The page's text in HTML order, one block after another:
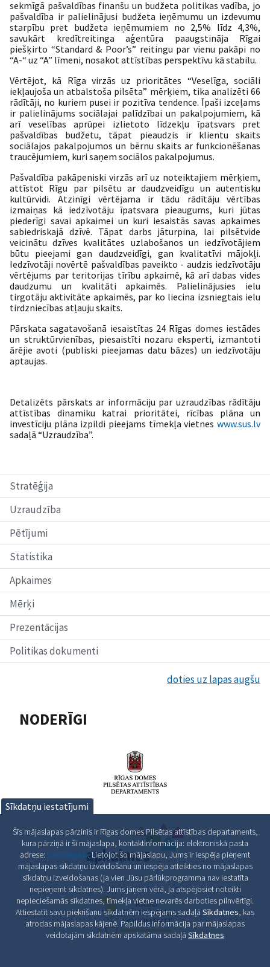
Stratēģija
Uzraudzība
Pētījumi
Statistika
Apkaimes
Mērķi
Prezentācijas
Politikas dokumenti
sekmīgā pašvaldības finanšu un budžeta politikas vadība, jo
pašvaldība ir palielinājusi budžeta ieņēmumu un izdevumu
starpību pret budžeta ieņēmumiem no 2,5% līdz 4,3%,
savukārt kredītreitinga aģentūra paaugstināja Rīgai
piešķirto “Standard & Poor’s” reitingu par vienu pakāpi no
“A-“ uz “A” līmeni, nosakot attīstības perspektīvu kā stabilu.
Vērtējot, kā Rīga virzās uz prioritātes “Veselīga, sociāli
iekļaujoša un atbalstoša pilsēta” mērķiem, tika analizēti 66
rādītāji, no kuriem pusei ir pozitīva tendence. Īpaši izceļams
ir palielinājums sociālajai palīdzībai un pakalpojumiem, kā
arī veselības aprūpei izlietoto līdzekļu īpatsvars pret
pašvaldības budžetu, tāpat pieaudzis ir klientu skaits
sociālajos pakalpojumos un bērnu skaits ar funkcionēšanas
traucējumiem, kuri saņem sociālos pakalpojumus.
Pašvaldība pakāpeniski virzās arī uz noteiktajiem mērķiem,
attīstot Rīgu par pilsētu ar daudzveidīgu un autentisku
kultūrvidi. Atzinīgi vērtējama ir tādu rādītāju vērtības
izmaiņas kā iedzīvotāju īpatsvara pieaugums, kuri jūtas
piederīgi savai apkaimei un kuri iesaistās savas apkaimes
sabiedriskajā dzīvē. Tāpat darbs jāturpina, lai pilsētvide
veicinātu dzīves kvalitātes uzlabošanos un iedzīvotājiem
būtu pieejami gan daudzveidīgi, gan kvalitatīvi mājokļi.
Iedzīvotāji novērtē pašvaldības paveikto - audzis iedzīvotāju
vērtējums par teritorijas tīrību apkaimē, kā arī dabas vides
daudzumu un kvalitāti apkaimēs. Palielinājusies ielu
tirgotāju aktivitāte apkaimēs, par ko liecina izsniegtais ielu
tirdzniecības atļauju skaits.
Pārskata sagatavošanā iesaistītas 24 Rīgas domes iestādes
un struktūrvienības, piesaistīti nozaru eksperti, izmantoti
ārējie avoti (publiski pieejamas datu bāzes) un iedzīvotāju
aptaujas.
Detalizēts pārskats ar informāciju par uzraudzības rādītāju
attīstības dinamiku katrai prioritātei, rīcības plāna un
investīciju plāna izpildi pieejams tīmekļa vietneswww.sus.lv
sadaļā “Uzraudzība”.
doties uz lapas augšu
NODERĪGI
Sīkdatņu iestatījumi
Šīs mājaslapas pārzinis ir Rīgas domes Pilsētas attīstības departaments,
kura pārziņā ir šī mājaslapa, kontaktinformācija: elektroniskā pasta
adrese: pad@riga.lv. Lietojot šo mājaslapu, Jums ir iespēja pieņemt
mājaslapas sīkdatņu izveidošanu un iespēja atteikties no mājaslapas
sīkdatņu izveidošanas (ja vien Jūsu pārlūkprogramma nav iestatīta
nepieņemt sīkdatnes). Jums jāņem vērā, ja atspējosiet noteikti
nepieciešamās sīkdatnes, tīmekļa vietne nevarēs darboties pilnvērtīgi.
Attiestatīt savu piekrišanu sīkdatnēm iespējams sadaļā Sīkdatnes, kas
atrodas mājaslapas kājenē. Papildus informācija par mājaslapas
veidotajām sīkdatnēm apskatāma sadaļā Sīkdatnes